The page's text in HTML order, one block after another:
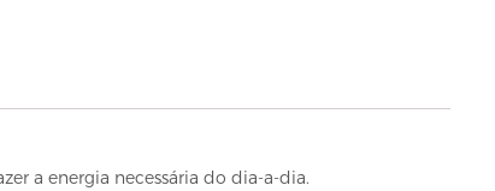
a energia necessária do dia-a-dia.